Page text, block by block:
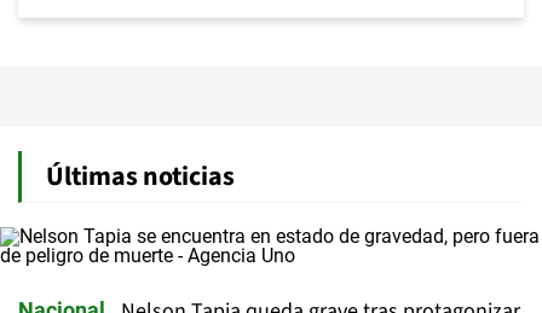
Últimas noticias